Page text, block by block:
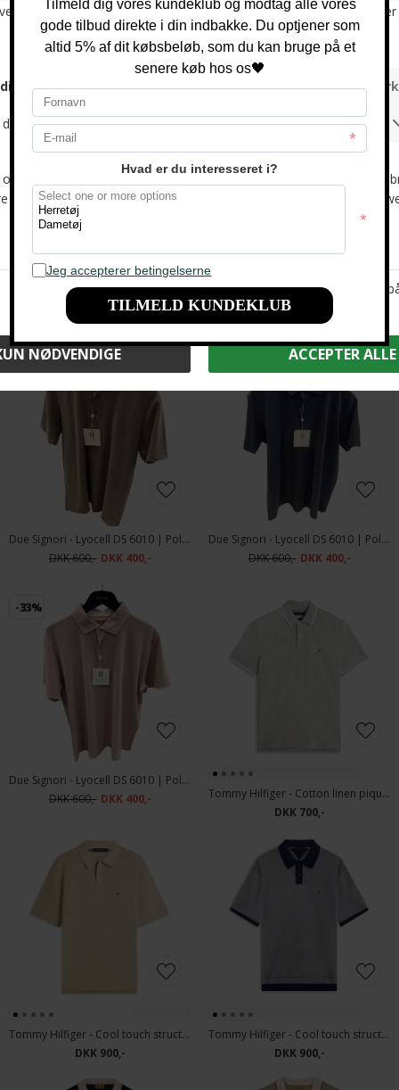
Matinique - Polo heritage knit | Polo T-shirt Tradewinds
DKK 800,- DKK 600,-
DKK 800,- DKK 600,-
-33%
Due Signori - Lyocell DS 6010 | Polo T-shirt Beige
DKK 600,-
-33%
DKK 400,-
Due Signori - Lyocell DS 6010 | Polo T-shirt Brown
DKK 600,- DKK 400,-
Due Signori - Lyocell DS 6010 | Polo T-shirt Navy
DKK 600,- DKK 400,-
-33%
Due Signori - Lyocell DS 6010 | Polo T-shirt Rose
DKK 600,- DKK 400,-
Tommy Hilfiger - Cotton linen pique | Polo T-shirt Dark Artichoke
DKK 700,-
Tommy Hilfiger - Cool touch structure | Polo T-shirt Keystone
DKK 900,-
Tommy Hilfiger - Cool touch structure | Polo T-shirt Desert Sky
DKK 900,-